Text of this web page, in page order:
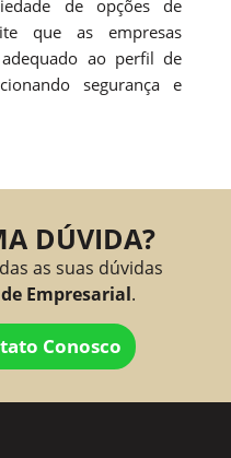
de opções de
que as empresas
ao perfil de
segurança e
DÚVIDA?
as suas dúvidas
Empresarial.
Conosco